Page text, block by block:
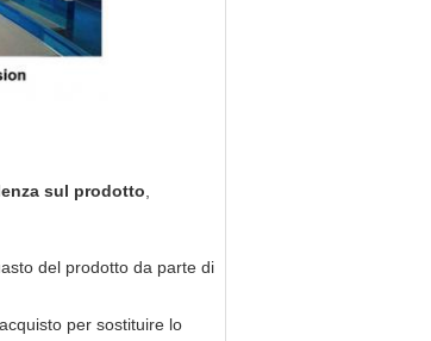
sul prodotto
del prodotto da parte di
per sostituire lo